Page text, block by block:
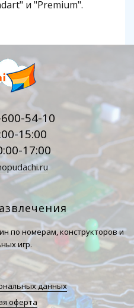
и "Premium".
54-10
15:00
17:00
по номерам, конструкторов и
игр.
данных
оферта